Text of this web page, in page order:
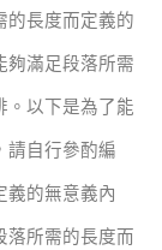
的長度而定義的
夠滿足段落所需
以下是為了能
請自行參酌編
義的無意義內
落所需的長度而